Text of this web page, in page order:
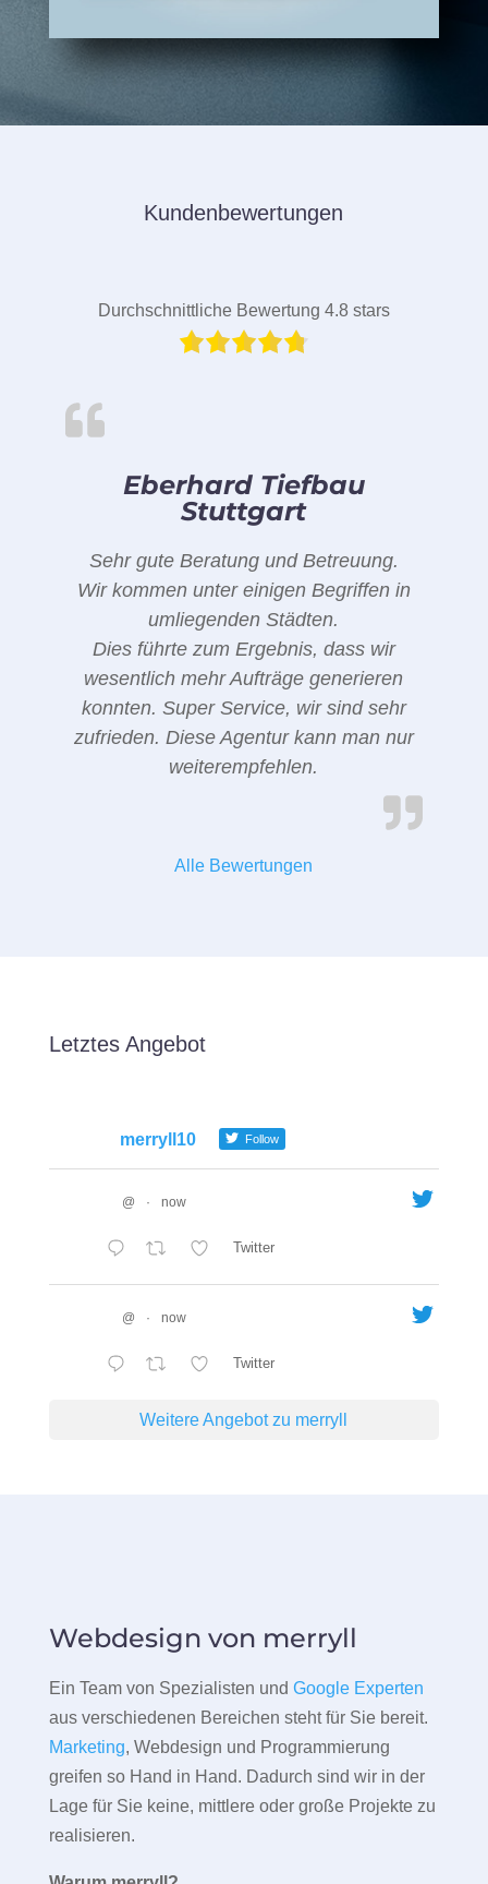
Kundenbewertungen
Durchschnittliche Bewertung 4.8 stars
Eberhard Tiefbau
Stuttgart
Sehr gute Beratung und Betreuung.
Wir kommen unter einigen Begriffen in
umliegenden Städten.
Dies führte zum Ergebnis, dass wir
wesentlich mehr Aufträge generieren
konnten. Super Service, wir sind sehr
zufrieden. Diese Agentur kann man nur
weiterempfehlen.
Alle Bewertungen
Letztes Angebot
merryll10 Follow
@ · now
Twitter
@ · now
Twitter
Weitere Angebot zu merryll
Webdesign von merryll
Ein Team von Spezialisten und Google Experten
aus verschiedenen Bereichen steht für Sie bereit.
Marketing, Webdesign und Programmierung
greifen so Hand in Hand. Dadurch sind wir in der
Lage für Sie keine, mittlere oder große Projekte zu
realisieren.